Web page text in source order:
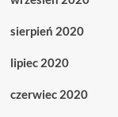
sierpień 2020
lipiec 2020
czerwiec 2020